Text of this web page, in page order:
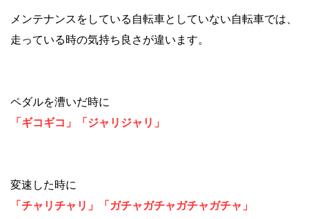
メンテナンスをしている自転車としていない自転車では、
走っている時の気持ち良さが違います。
ペダルを漕いだ時に
「ギコギコ」「ジャリジャリ 」
変速した時に
「チャリチャリ」「ガチャガチャガチャガチャ」